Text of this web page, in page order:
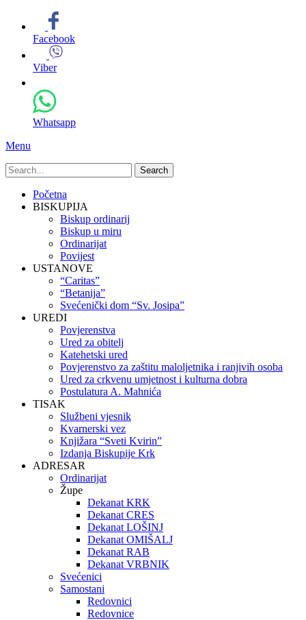
Facebook
Viber
Whatsapp
Menu
Search
for:
Primary
Menu
Skip
Početna
BISKUPIJA
Biskup ordinarij
Biskup u miru
Ordinarijat
Povijest
USTANOVE
“Caritas”
“Betanija”
Svećenički dom “Sv. Josipa”
UREDI
Povjerenstva
Ured za obitelj
Katehetski ured
Povjerenstvo za zaštitu maloljetnika i ranjivih osoba
Ured za crkvenu umjetnost i kulturna dobra
Postulatura A. Mahnića
TISAK
Službeni vjesnik
Kvarnerski vez
Knjižara “Sveti Kvirin”
Izdanja Biskupije Krk
ADRESAR
Ordinarijat
Župe
Dekanat KRK
Dekanat CRES
Dekanat LOŠINJ
Dekanat OMIŠALJ
Dekanat RAB
Dekanat VRBNIK
Svećenici
Samostani
Redovnici
Redovnice